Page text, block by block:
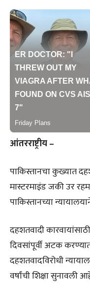
आंतरराष्ट्रीय –
पाकिस्तानचा कुख्यात
मास्टरमाइंड जकी उर
पाकिस्तानच्या
दहशतवादी
दिवसांपूर्वी अटक
दहशतवादविरोधी
वर्षांची शिक्षा सुनावली